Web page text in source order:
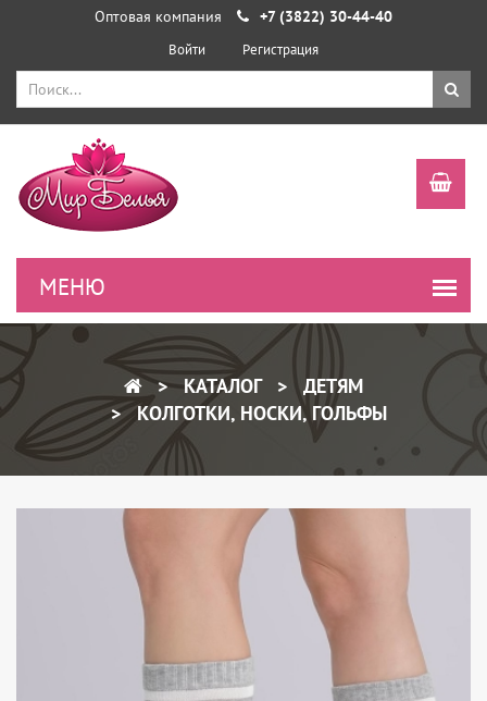
Оптовая компания +7 (3822) 30-44-40
Войти Регистрация
КАТАЛОГ
ДЕТЯМ
КОЛГОТКИ, НОСКИ, ГОЛЬФЫ